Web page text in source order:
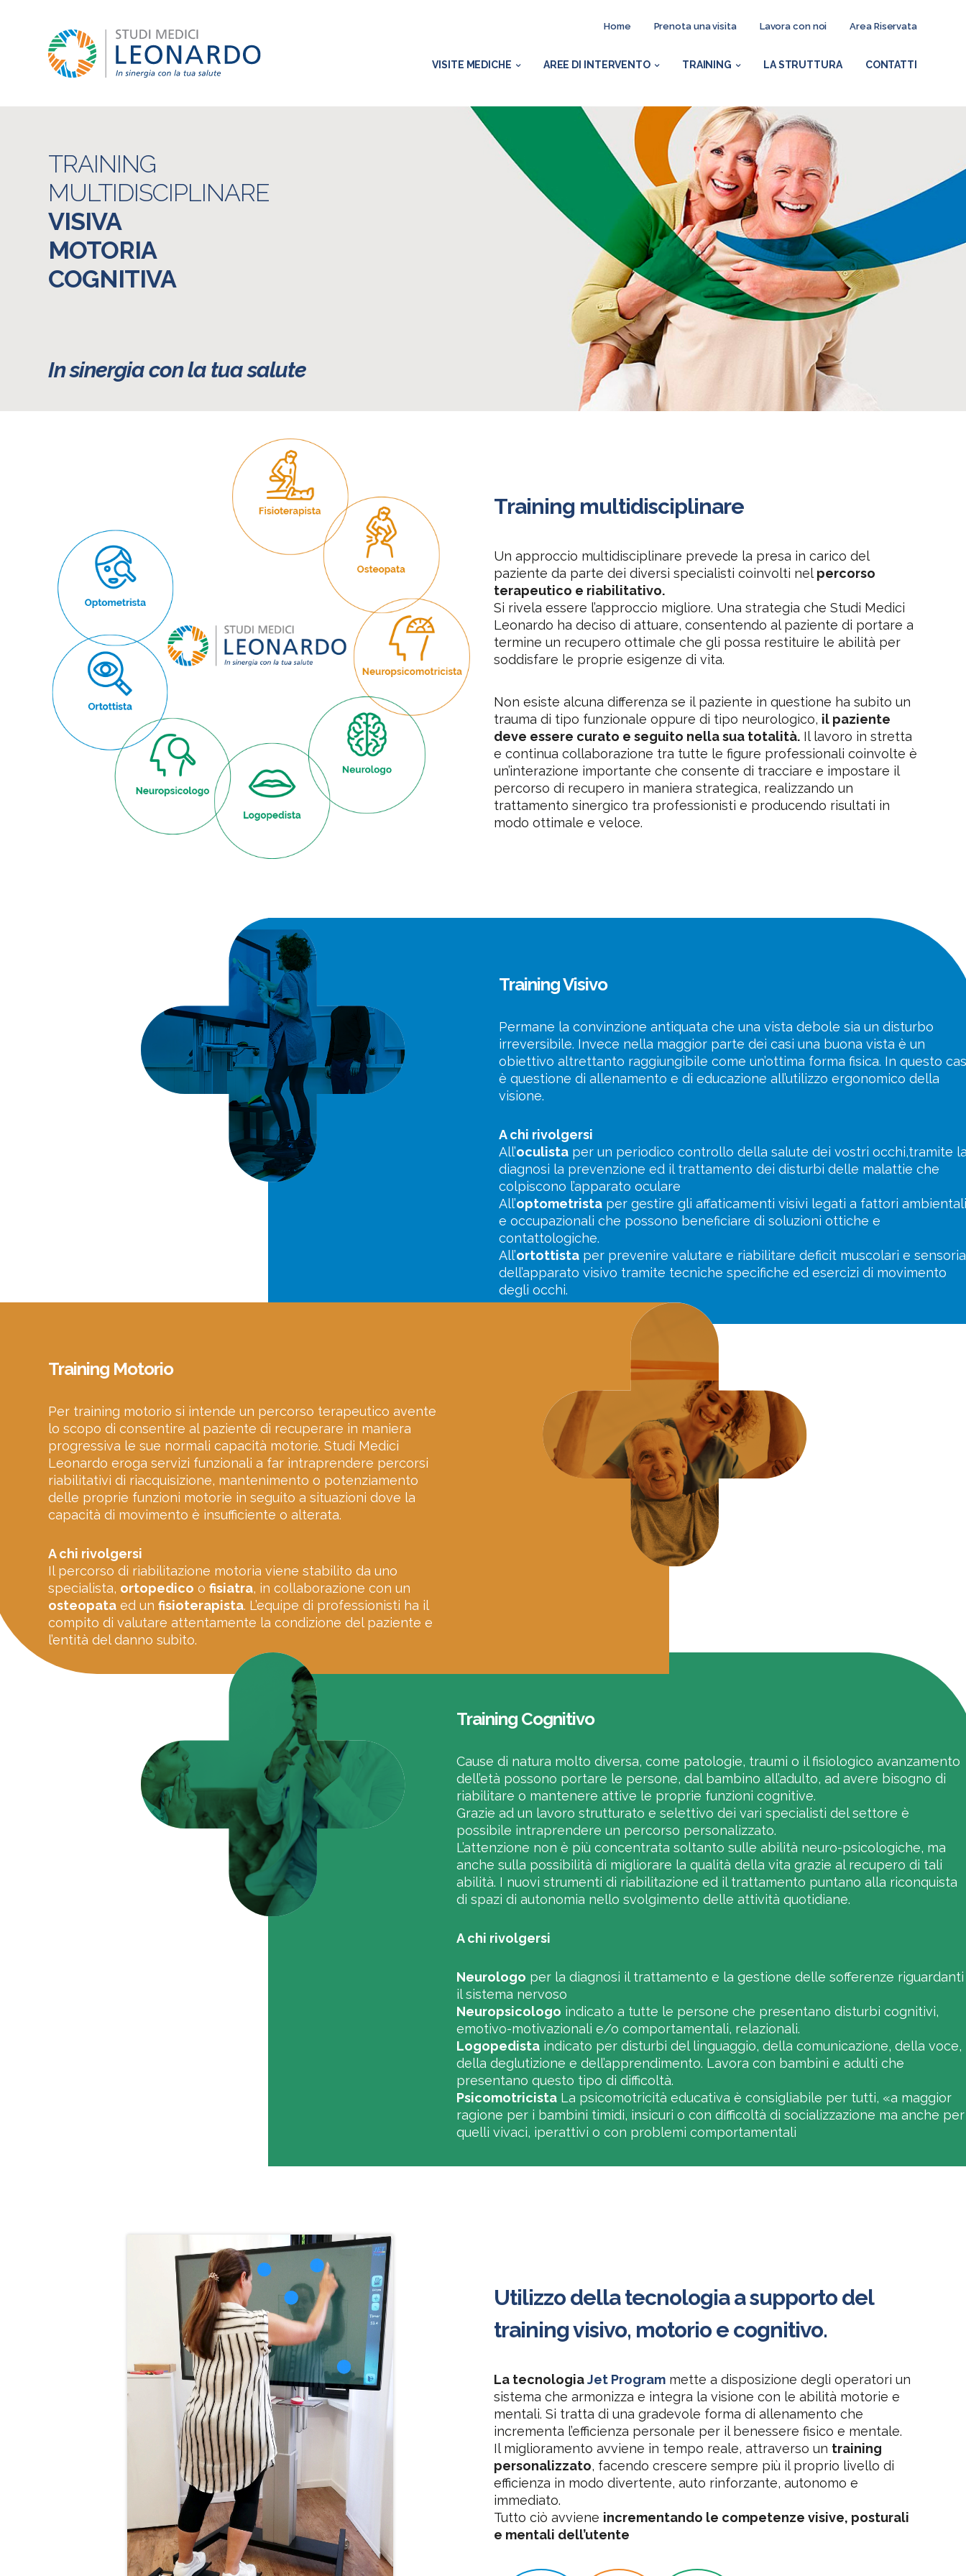
Home Prenota una visita Lavora con noi Area Riservata
VISITE MEDICHE AREE DI INTERVENTO TRAINING LA STRUTTURA CONTATTI
TRAINING
MULTIDISCIPLINARE
VISIVA
MOTORIA
COGNITIVA
In sinergia con la tua salute
Training multidisciplinare
Un approccio multidisciplinare prevede la presa in carico del
paziente da parte dei diversi specialisti coinvolti nel percorso
terapeutico e riabilitativo.
Si rivela essere l’approccio migliore. Una strategia che Studi Medici
Leonardo ha deciso di attuare, consentendo al paziente di portare a
termine un recupero ottimale che gli possa restituire le abilità per
soddisfare le proprie esigenze di vita.
Non esiste alcuna differenza se il paziente in questione ha subito un
trauma di tipo funzionale oppure di tipo neurologico, il paziente
deve essere curato e seguito nella sua totalità. Il lavoro in stretta
e continua collaborazione tra tutte le figure professionali coinvolte è
un’interazione importante che consente di tracciare e impostare il
percorso di recupero in maniera strategica, realizzando un
trattamento sinergico tra professionisti e producendo risultati in
modo ottimale e veloce.
Training Visivo
Permane la convinzione antiquata che una vista debole sia un disturbo
irreversibile. Invece nella maggior parte dei casi una buona vista è un
obiettivo altrettanto raggiungibile come un’ottima forma fisica. In questo
è questione di allenamento e di educazione all’utilizzo ergonomico della
visione.
A chi rivolgersi
All’oculistaper un periodico controllo della salute dei vostri occhi,tramite
diagnosi la prevenzione ed il trattamento dei disturbi delle malattie che
colpiscono l’apparato oculare
All’optometristaper gestire gli affaticamenti visivi legati a fattori ambientali
e occupazionali che possono beneficiare di soluzioni ottiche e
contattologiche.
All’ortottistaper prevenire valutare e riabilitare deficit muscolari e
dell’apparato visivo tramite tecniche specifiche ed esercizi di movimento
degli occhi.
Training Motorio
Per training motorio si intende un percorso terapeutico avente
lo scopo di consentire al paziente di recuperare in maniera
progressiva le sue normali capacità motorie. Studi Medici
Leonardo eroga servizi funzionali a far intraprendere percorsi
riabilitativi di riacquisizione, mantenimento o potenziamento
delle proprie funzioni motorie in seguito a situazioni dove la
capacità di movimento è insufficiente o alterata.
A chi rivolgersi
Il percorso di riabilitazione motoria viene stabilito da uno
specialista, ortopedico o fisiatra, in collaborazione con un
osteopata ed un fisioterapista. L’equipe di professionisti ha il
compito di valutare attentamente la condizione del paziente e
l’entità del danno subìto.
Training Cognitivo
Cause di natura molto diversa, come patologie, traumi o il fisiologico avanzamento
dell’età possono portare le persone, dal bambino all’adulto, ad avere bisogno di
riabilitare o mantenere attive le proprie funzioni cognitive.
Grazie ad un lavoro strutturato e selettivo dei vari specialisti del settore è
possibile intraprendere un percorso personalizzato.
L’attenzione non è più concentrata soltanto sulle abilità neuro-psicologiche, ma
anche sulla possibilità di migliorare la qualità della vita grazie al recupero di tali
abilità. I nuovi strumenti di riabilitazione ed il trattamento puntano alla riconquista
di spazi di autonomia nello svolgimento delle attività quotidiane.
A chi rivolgersi
Neurologo per la diagnosi il trattamento e la gestione delle sofferenze riguardanti
il sistema nervoso
Neuropsicologo indicato a tutte le persone che presentano disturbi cognitivi,
emotivo-motivazionali e/o comportamentali, relazionali.
Logopedistaindicato per disturbi del linguaggio, della comunicazione, della voce,
della deglutizione e dell’apprendimento. Lavora con bambini e adulti che
presentano questo tipo di difficoltà.
PsicomotricistaLa psicomotricità educativa è consigliabile per tutti, «a maggior
ragione per i bambini timidi, insicuri o con difficoltà di socializzazione ma anche per
quelli vivaci, iperattivi o con problemi comportamentali
Utilizzo della tecnologia a supporto del
training visivo, motorio e cognitivo.
La tecnologiaJet Program mette a disposizione degli operatori un
sistema che armonizza e integra la visione con le abilità motorie e
mentali. Si tratta di una gradevole forma di allenamento che
incrementa l’efficienza personale per il benessere fisico e mentale.
Il miglioramento avviene in tempo reale, attraverso un training
personalizzato, facendo crescere sempre più il proprio livello di
efficienza in modo divertente, auto rinforzante, autonomo e
immediato.
Tutto ciò avviene incrementando le competenze visive, posturali
e mentali dell’utente